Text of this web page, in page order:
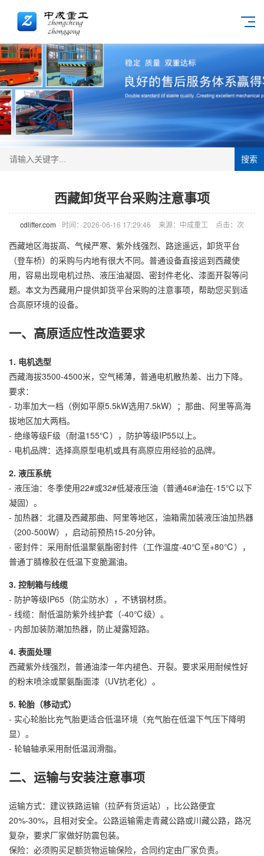
搜索
西藏卸货平台采购注意事项
cdlifter.com 时间：2026-06-16 17:29:46 来源：中成重工 点击： 次
西藏地区海拔高、气候严寒、紫外线强烈、路途遥远，卸货平台
（登车桥）的采购与内地有很大不同。普通设备直接运到西藏使
用，容易出现电机过热、液压油凝固、密封件老化、漆面开裂等问
题。本文为西藏用户提供卸货平台采购的注意事项，帮助您买到适
合高原环境的设备。
一、高原适应性改造要求
1. 电机选型
西藏海拔3500-4500米，空气稀薄，普通电机散热差、出力下降。
要求：
- 功率加大一档（例如平原5.5kW选用7.5kW）；那曲、阿里等高海
拔地区加大两档。
- 绝缘等级F级（耐温155℃），防护等级IP55以上。
- 电机品牌：选择高原型电机或具有高原应用经验的品牌。
2. 液压系统
- 液压油：冬季使用22#或32#低凝液压油（普通46#油在-15℃以下
凝固）。
- 加热器：北疆及西藏那曲、阿里等地区，油箱需加装液压油加热器
（200-500W），启动前预热15-20分钟。
- 密封件：采用耐低温聚氨酯密封件（工作温度-40℃至+80℃），
普通丁腈橡胶在低温下变脆漏油。
3. 控制箱与线缆
- 防护等级IP65（防尘防水），不锈钢材质。
- 线缆：耐低温防紫外线护套（-40℃级）。
- 内部加装防潮加热器，防止凝露短路。
4. 表面处理
西藏紫外线强烈，普通油漆一年内褪色、开裂。要求采用耐候性好
的粉末喷涂或聚氨酯面漆（UV抗老化）。
5. 轮胎（移动式）
- 实心轮胎比充气胎更适合低温环境（充气胎在低温下气压下降明
显）。
- 轮轴轴承采用耐低温润滑脂。
二、运输与安装注意事项
运输方式：建议铁路运输（拉萨有货运站），比公路便宜
20%-30%，且相对安全。公路运输需走青藏公路或川藏公路，路况
复杂，要求厂家做好防震包装。
保险：必须购买足额货物运输保险，合同约定由厂家负责。